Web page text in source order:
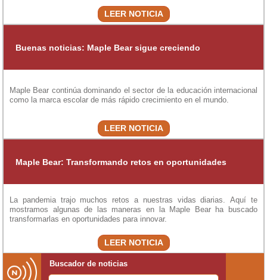
LEER NOTICIA
Buenas noticias: Maple Bear sigue creciendo
Maple Bear continúa dominando el sector de la educación internacional
como la marca escolar de más rápido crecimiento en el mundo.
LEER NOTICIA
Maple Bear: Transformando retos en oportunidades
La pandemia trajo muchos retos a nuestras vidas diarias. Aquí te
mostramos algunas de las maneras en la Maple Bear ha buscado
transformarlas en oportunidades para innovar.
LEER NOTICIA
Buscador de noticias